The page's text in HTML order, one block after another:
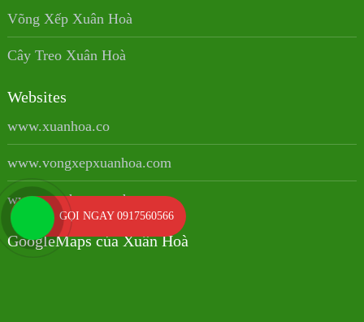
Võng Xếp Xuân Hoà
Cây Treo Xuân Hoà
Websites
www.xuanhoa.co
www.vongxepxuanhoa.com
www.sanphamxuanhoa.com
GoogleMaps của Xuân Hoà
GỌI NGAY 0917560566